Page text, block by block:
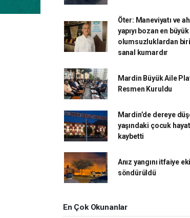
Öter: Maneviyatı ve
yapıyı bozan en büyük
olumsuzluklardan
sanal kumardır
Mardin Büyük Aile
Resmen Kuruldu
Mardin’de dereye
yaşındaki çocuk
kaybetti
Anız yangını itfaiye
söndürüldü
En Çok Okunanlar